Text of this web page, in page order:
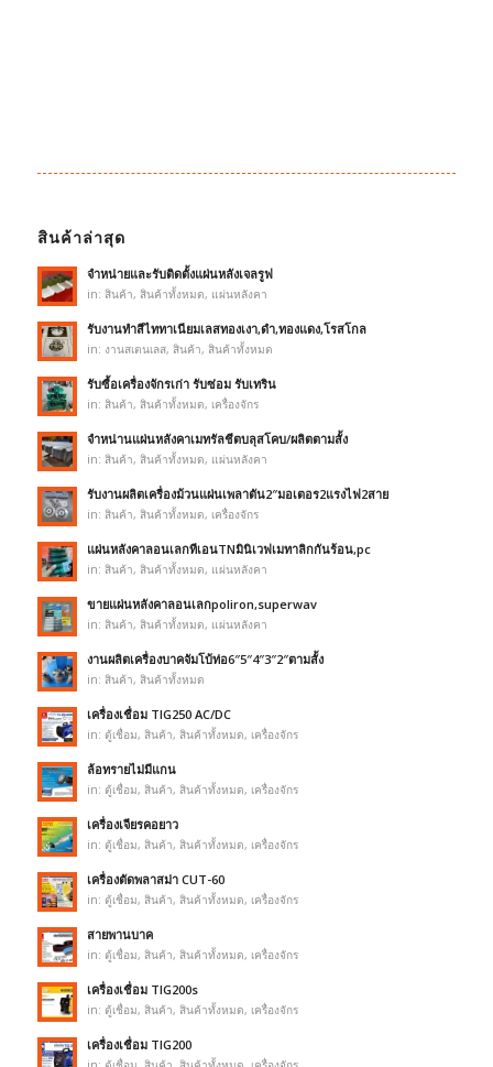
สินค้าล่าสุด
จำหน่ายและรับติดตั้งแผ่นหลังเจลรูฟ
in: สินค้า, สินค้าทั้งหมด, แผ่นหลังคา
รับงานทำสีไททาเนียมเลสทองเงา,ดำ,ทองแดง,โรสโกล
in: งานสเตนเลส, สินค้า, สินค้าทั้งหมด
รับซื้อเครื่องจักรเก่า รับซ่อม รับเทริน
in: สินค้า, สินค้าทั้งหมด, เครื่องจักร
จำหน่านแผ่นหลังคาเมทรัลชีตบลุสโคบ/ผลิตตามสั้ง
in: สินค้า, สินค้าทั้งหมด, แผ่นหลังคา
รับงานผลิตเครื่องม้วนแผ่นเพลาตัน2″มอเตอร2แรงไฟ2สาย
in: สินค้า, สินค้าทั้งหมด, เครื่องจักร
แผ่นหลังคาลอนเลกทีเอนTNมินิเวฟเมทาลิกกันร้อน,pc
in: สินค้า, สินค้าทั้งหมด, แผ่นหลังคา
ขายแผ่นหลังคาลอนเลกpoliron,superwav
in: สินค้า, สินค้าทั้งหมด, แผ่นหลังคา
งานผลิตเครื่องบาคจัมโบ้ท่อ6″5″4″3″2″ตามสั้ง
in: สินค้า, สินค้าทั้งหมด
เครื่องเชื่อม TIG250 AC/DC
in: ตู้เชื่อม, สินค้า, สินค้าทั้งหมด, เครื่องจักร
ล้อทรายไม่มีแกน
in: ตู้เชื่อม, สินค้า, สินค้าทั้งหมด, เครื่องจักร
เครื่องเจียรคอยาว
in: ตู้เชื่อม, สินค้า, สินค้าทั้งหมด, เครื่องจักร
เครื่องตัดพลาสม่า CUT-60
in: ตู้เชื่อม, สินค้า, สินค้าทั้งหมด, เครื่องจักร
สายพานบาค
in: ตู้เชื่อม, สินค้า, สินค้าทั้งหมด, เครื่องจักร
เครื่องเชื่อม TIG200s
in: ตู้เชื่อม, สินค้า, สินค้าทั้งหมด, เครื่องจักร
เครื่องเชื่อม TIG200